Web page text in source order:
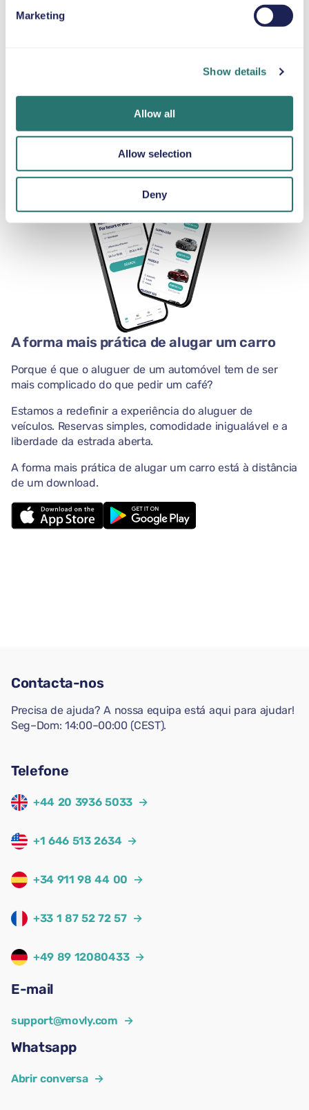
Marketing
Show details
Allow all
Allow selection
Deny
com a app Movly.
online
Carregue os seus
através da app.
A forma mais prática de alugar um carro
Porque é que o aluguer de um automóvel tem de ser
mais complicado do que pedir um café?
Estamos a redefinir a experiência do aluguer de
veículos. Reservas simples, comodidade inigualável e a
liberdade da estrada aberta.
A forma mais prática de alugar um carro está à distância
de um download.
Contacta-nos
Precisa de ajuda? A nossa equipa está aqui para ajudar!
Seg–Dom: 14:00–00:00 (CEST).
Telefone
+44 20 3936 5033 →
+1 646 513 2634 →
+34 911 98 44 00 →
+33 1 87 52 72 57 →
+49 89 12080433 →
E-mail
support@movly.com →
Whatsapp
Abrir conversa →